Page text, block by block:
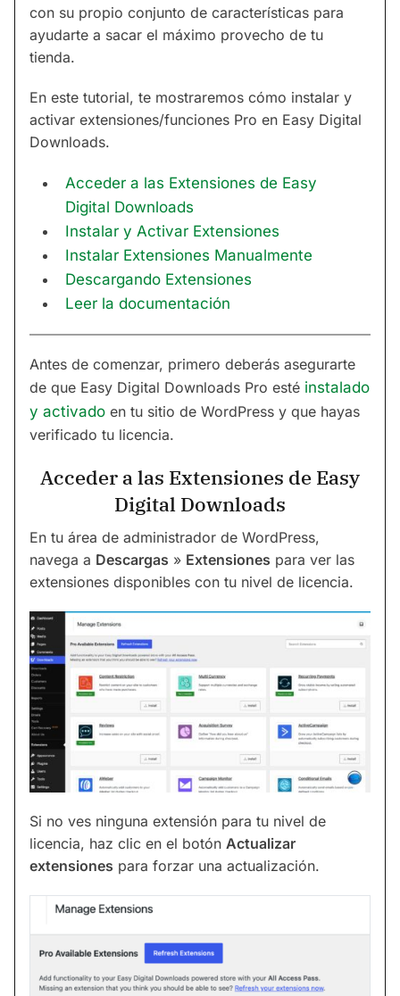
con su propio conjunto de características para
ayudarte a sacar el máximo provecho de tu
tienda.
En este tutorial, te mostraremos cómo instalar y
activar extensiones/funciones Pro en Easy Digital
Downloads.
Acceder a las Extensiones de Easy
Digital Downloads
Instalar y Activar Extensiones
Instalar Extensiones Manualmente
Descargando Extensiones
Leer la documentación
Antes de comenzar, primero deberás asegurarte
de que Easy Digital Downloads Pro esté instalado
y activado en tu sitio de WordPress y que hayas
verificado tu licencia.
Acceder a las Extensiones de Easy
Digital Downloads
En tu área de administrador de WordPress,
navega a Descargas » Extensiones para ver las
extensiones disponibles con tu nivel de licencia.
Si no ves ninguna extensión para tu nivel de
licencia, haz clic en el botón Actualizar
extensiones para forzar una actualización.